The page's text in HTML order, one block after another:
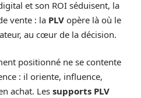
et son ROI séduisent, la
vente : la PLV opère là où le
au cœur de la décision.
positionné ne se contente
: il oriente, influence,
achat. Les supports PLV